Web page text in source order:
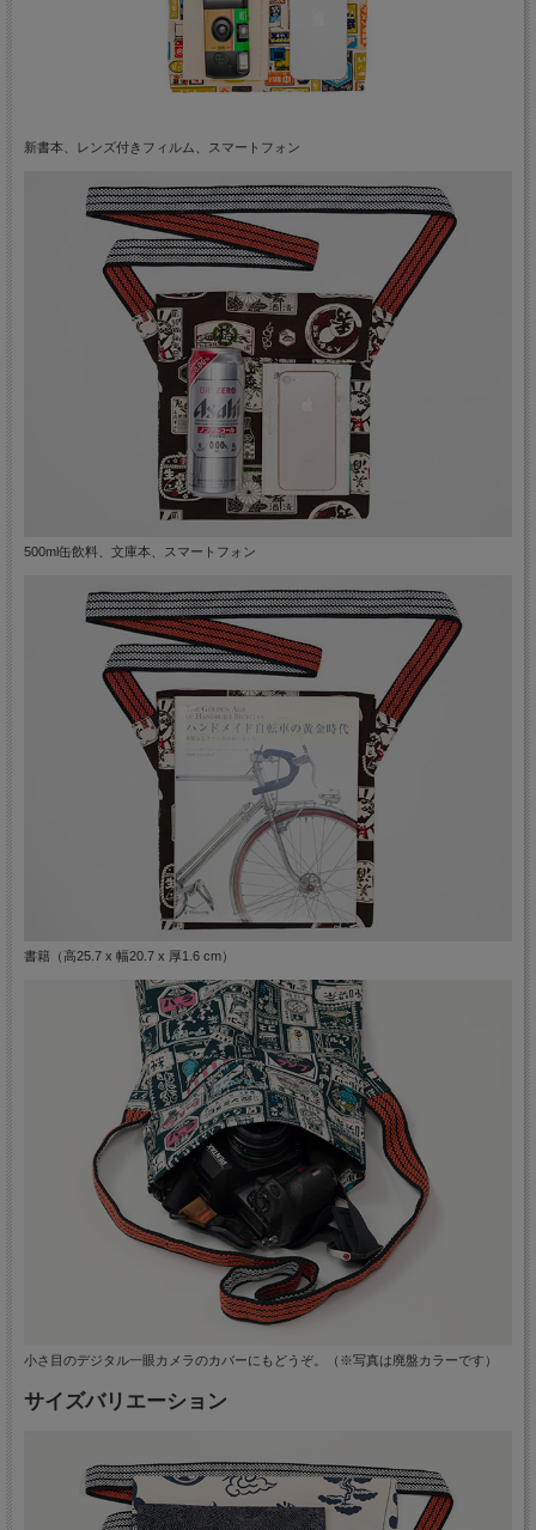
新書本、レンズ付きフィルム、スマートフォン
500ml缶飲料、文庫本、スマートフォン
書籍（高25.7 x 幅20.7 x 厚1.6 cm）
小さ目のデジタル一眼カメラのカバーにもどうぞ。（※写真は廃盤カラーです）
サイズバリエーション